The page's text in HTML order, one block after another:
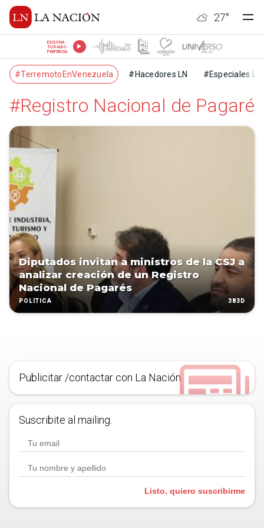
27°
ESCUCHÁ
TU RADIO
PREFERIDA
#TerremotoEnVenezuela #Hacedores LN #Especiales LN
#Registro Nacional de Pagaré
Diputados invitan a ministros de la CSJ a
analizar creación de un Registro
Nacional de Pagarés
POLÍTICA 383D
Publicitar /contactar con La Nación
Suscribite al mailing.
Listo, quiero suscribirme